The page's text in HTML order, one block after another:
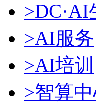
>AI服务
>AI培训
>智算